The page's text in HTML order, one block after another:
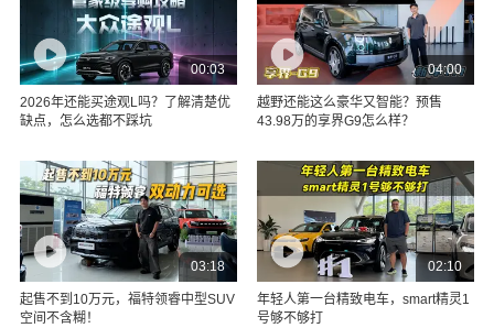
00:03
2026年还能买途观L吗？了解清楚优
缺点，怎么选都不踩坑
04:00
越野还能这么豪华又智能？预售
43.98万的享界G9怎么样？
03:18
起售不到10万元，福特领睿中型SUV
空间不含糊！
02:10
年轻人第一台精致电车，smart精灵1
号够不够打